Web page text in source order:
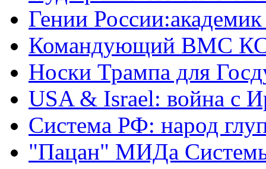
Гении
Командующий ВМС
Носки Трампа для
USA & Israel: война с
Система РФ: народ
"Пацан" МИДа